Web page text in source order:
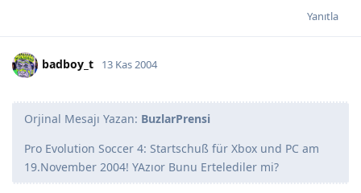
Yanıtla
badboy_t 13 Kas 2004
Orjinal Mesajı Yazan: BuzlarPrensi
Pro Evolution Soccer 4: Startschuß für Xbox und PC am
19.November 2004! YAzıor Bunu Ertelediler mi?